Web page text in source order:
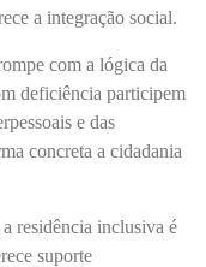
a integração social.
com a lógica da
deficiência participem
e das
concreta a cidadania
residência inclusiva é
suporte